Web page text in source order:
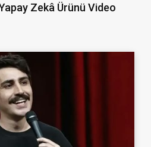
Zekâ Ürünü Video